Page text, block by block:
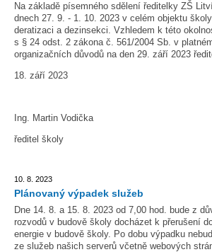
Na základě písemného sdělení ředitelky ZŠ
dnech 27. 9. - 1. 10. 2023 v celém objektu
deratizaci a dezinsekci. Vzhledem k této
s § 24 odst. 2 zákona č. 561/2004 Sb. v
organizačních důvodů na den 29. září 2023
18. září 2023
Ing. Martin Vodička
ředitel školy
10. 8. 2023
Plánovaný výpadek služeb
Dne 14. 8. a 15. 8. 2023 od 7,00 hod. bude z
rozvodů v budově školy docházet k přerušení
energie v budově školy. Po dobu výpadku
ze služeb našich serverů včetně webových